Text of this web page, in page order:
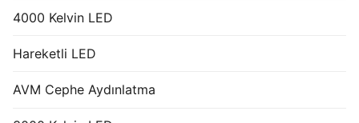
4000 Kelvin LED
Hareketli LED
AVM Cephe Aydınlatma